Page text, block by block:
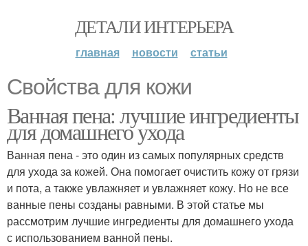
ДЕТАЛИ ИНТЕРЬЕРА
главная новости статьи
Свойства для кожи
Ванная пена: лучшие ингредиенты
для домашнего ухода
Ванная пена - это один из самых популярных средств
для ухода за кожей. Она помогает очистить кожу от грязи
и пота, а также увлажняет и увлажняет кожу. Но не все
ванные пены созданы равными. В этой статье мы
рассмотрим лучшие ингредиенты для домашнего ухода
с использованием ванной пены.